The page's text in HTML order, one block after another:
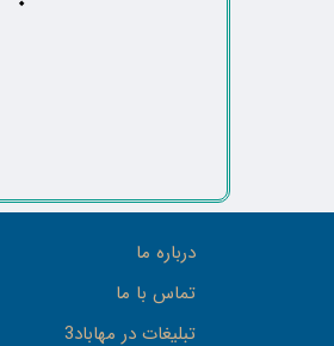
درباره ما
تماس با ما
تبلیغات در مهاباد3